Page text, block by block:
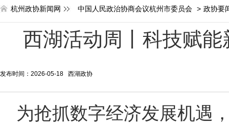
杭州政协新闻网 中国人民政治协商会议杭州市委员会 > 政协要
西湖活动周丨科技赋
发布时间：2026-05-18 西湖政协
为抢抓数字经济发展机遇